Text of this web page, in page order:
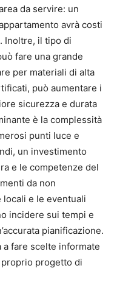
da servire: un
avrà costi
Inoltre, il tipo di
fare una grande
per materiali di alta
può aumentare i
sicurezza e durata
è la complessità
punti luce e
un investimento
e le competenze del
da non
e le eventuali
incidere sui tempi e
pianificazione.
fare scelte informate
progetto di